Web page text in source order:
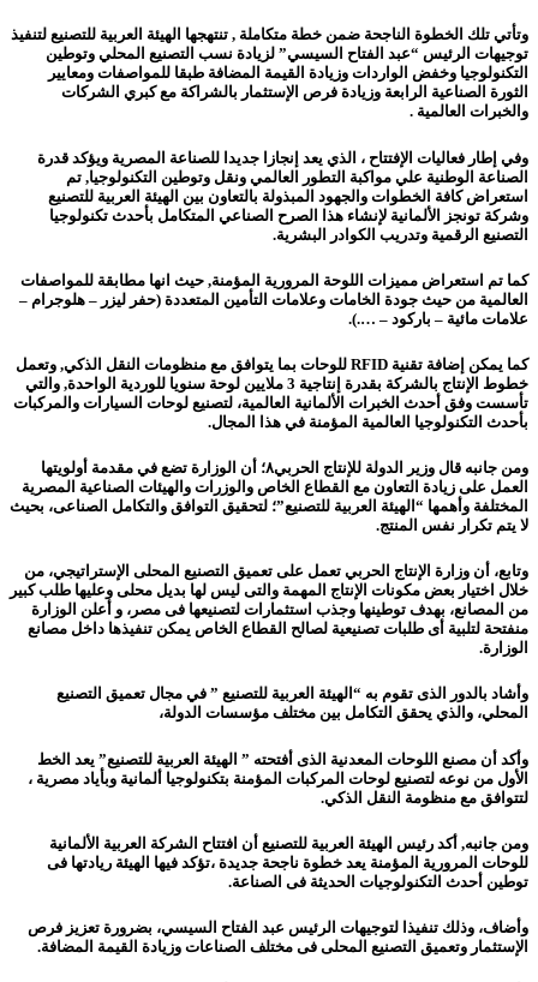
وتأتي تلك الخطوة الناجحة ضمن خطة متكاملة , تنتهجها الهيئة العربية للتصنيع لتنفيذ
توجيهات الرئيس “عبد الفتاح السيسي” لزيادة نسب التصنيع المحلي وتوطين
التكنولوجيا وخفض الواردات وزيادة القيمة المضافة طبقا للمواصفات ومعايير
الثورة الصناعية الرابعة وزيادة فرص الإستثمار بالشراكة مع كبري الشركات
والخبرات العالمية .
وفي إطار فعاليات الإفتتاح ، الذي يعد إنجازا جديدا للصناعة المصرية ويؤكد قدرة
الصناعة الوطنية علي مواكبة التطور العالمي ونقل وتوطين التكنولوجيا, تم
استعراض كافة الخطوات والجهود المبذولة بالتعاون بين الهيئة العربية للتصنيع
وشركة تونجز الألمانية لإنشاء هذا الصرح الصناعي المتكامل بأحدث تكنولوجيا
التصنيع الرقمية وتدريب الكوادر البشرية.
كما تم استعراض مميزات اللوحة المرورية المؤمنة, حيث انها مطابقة للمواصفات
العالمية من حيث جودة الخامات وعلامات التأمين المتعددة (حفر ليزر – هلوجرام –
علامات مائية – باركود – ….).
كما يمكن إضافة تقنية RFID للوحات بما يتوافق مع منظومات النقل الذكي, وتعمل
خطوط الإنتاج بالشركة بقدرة إنتاجية 3 ملايين لوحة سنويا للوردية الواحدة, والتي
تأسست وفق أحدث الخبرات الألمانية العالمية، لتصنيع لوحات السيارات والمركبات
بأحدث التكنولوجيا العالمية المؤمنة في هذا المجال.
ومن جانبه قال وزير الدولة للإنتاج الحربي٨؛ أن الوزارة تضع في مقدمة أولويتها
العمل على زيادة التعاون مع القطاع الخاص والوزرات والهيئات الصناعية المصرية
المختلفة وأهمها “الهيئة العربية للتصنيع”؛ لتحقيق التوافق والتكامل الصناعى، بحيث
لا يتم تكرار نفس المنتج.
وتابع، أن وزارة الإنتاج الحربي تعمل على تعميق التصنيع المحلى الإستراتيجي، من
خلال اختيار بعض مكونات الإنتاج المهمة والتى ليس لها بديل محلى وعليها طلب كبير
من المصانع، بهدف توطينها وجذب استثمارات لتصنيعها فى مصر، و أعلن الوزارة
منفتحة لتلبية أى طلبات تصنيعية لصالح القطاع الخاص يمكن تنفيذها داخل مصانع
الوزارة.
وأشاد بالدور الذى تقوم به “الهيئة العربية للتصنيع ” في مجال تعميق التصنيع
المحلي، والذي يحقق التكامل بين مختلف مؤسسات الدولة،
وأكد أن مصنع اللوحات المعدنية الذى أفتحته ” الهيئة العربية للتصنيع” يعد الخط
الأول من نوعه لتصنيع لوحات المركبات المؤمنة بتكنولوجيا ألمانية وبأياد مصرية ،
لتتوافق مع منظومة النقل الذكي.
ومن جانبه, أكد رئيس الهيئة العربية للتصنيع أن افتتاح الشركة العربية الألمانية
للوحات المرورية المؤمنة يعد خطوة ناجحة جديدة ،تؤكد فيها الهيئة ريادتها فى
توطين أحدث التكنولوجيات الحديثة فى الصناعة.
وأضاف، وذلك تنفيذا لتوجيهات الرئيس عبد الفتاح السيسي، بضرورة تعزيز فرص
الإستثمار وتعميق التصنيع المحلى فى مختلف الصناعات وزيادة القيمة المضافة.